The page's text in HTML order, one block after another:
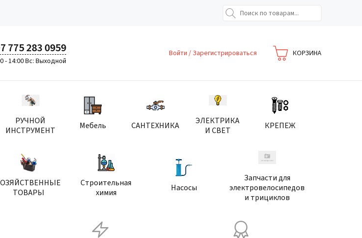
775 283 0959
- 14:00 Вс: Выходной
Войти / Зарегистрироваться КОРЗИНА
РУЧНОЙ
ИНСТРУМЕНТ
Мебель САНТЕХНИКА
ЭЛЕКТРИКА
И СВЕТ
КРЕПЕЖ
ТОВАРЫ
Строительная
химия
Насосы
Запчасти для
электровелосипедов
и трициклов